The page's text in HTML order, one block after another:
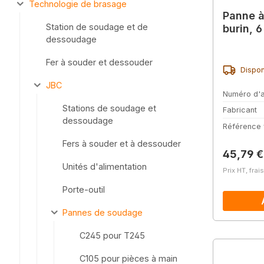
Technologie de brasage
Station de soudage et de
dessoudage
Fer à souder et dessouder
JBC
Stations de soudage et
dessoudage
Fers à souder et à dessouder
Unités d'alimentation
Porte-outil
Pannes de soudage
C245 pour T245
C105 pour pièces à main
Panne
burin,
Numéro
Fabricant
Référence
Prix
45,79 €
Prix HT,